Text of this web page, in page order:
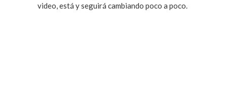
video, está y seguirá cambiando poco a poco.